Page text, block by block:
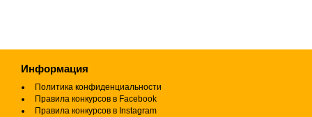
Информация
Политика конфиденциальности
Правила конкурсов в Facebook
Правила конкурсов в Instagram